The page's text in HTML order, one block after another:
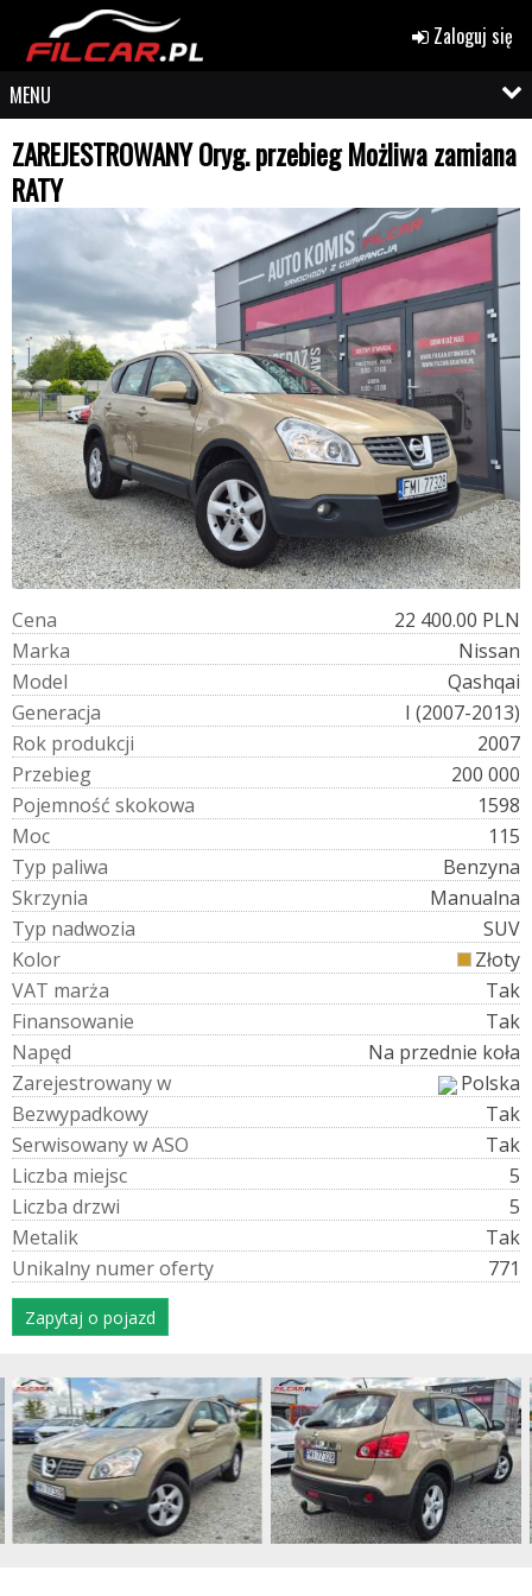
Zaloguj się
MENU
ZAREJESTROWANY Oryg. przebieg Możliwa zamiana
RATY
Cena
22 400.00 PLN
Marka
Nissan
Model
Qashqai
Generacja
I (2007-2013)
Rok produkcji
2007
Przebieg
200 000
Pojemność skokowa
1598
Moc
115
Typ paliwa
Benzyna
Skrzynia
Manualna
Typ nadwozia
SUV
Kolor
Złoty
VAT marża
Tak
Finansowanie
Tak
Napęd
Na przednie koła
Zarejestrowanyw
Polska
Bezwypadkowy
Tak
SerwisowanywASO
Tak
Liczba miejsc
5
Liczba drzwi
5
Metalik
Tak
Unikalny numeroferty 771
Zapytaj o pojazd